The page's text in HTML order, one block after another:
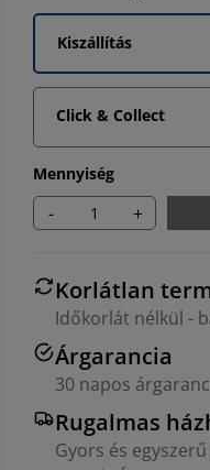
Kiszállítás
Click & Collect
Mennyiség
- +
Korlátlan
Időkorlát nélkül -
Árgarancia
30 napos
Rugalmas
Gyors és